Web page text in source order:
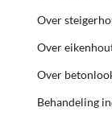
Over
Over
Over
Behandeling